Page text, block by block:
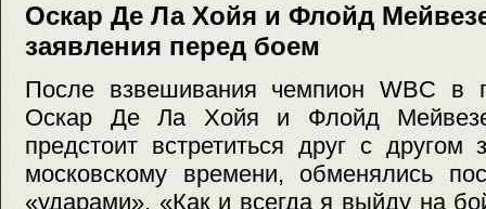
Оскар Де Ла Хойя и Флойд
заявления перед боем
После взвешивания чемпион WBC в
Оскар Де Ла Хойя и Флойд
предстоит встретиться друг с
московскому времени, обменялись
«ударами». «Как и всегда я выйду на